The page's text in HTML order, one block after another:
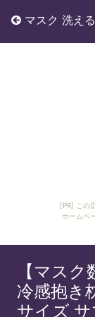
[PR] この
ホームペ
マスク 洗え
【マス
冷感抱き
サイズ